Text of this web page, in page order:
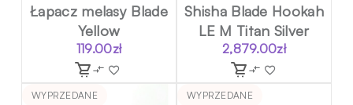
Łapacz melasy Blade
Yellow
119.00zł
Shisha Blade Hookah
LE M Titan Silver
2,879.00zł
WYPRZEDANE WYPRZEDANE